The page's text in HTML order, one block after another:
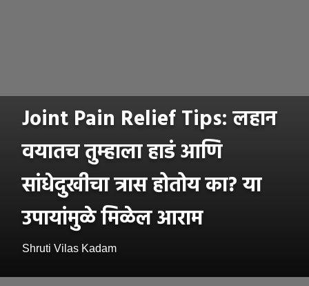
Joint Pain Relief Tips: लहान
वयातच तुम्हाला हाडं आणि
सांधेदुखीचा त्रास होतोय का? या
उपायांमुळे मिळेल आराम
Shruti Vilas Kadam